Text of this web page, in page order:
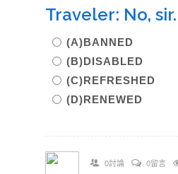
Traveler: No,
(A)BANNED
(B)DISABLED
(C)REFRESHED
(D)RENEWED
0討論 0留言